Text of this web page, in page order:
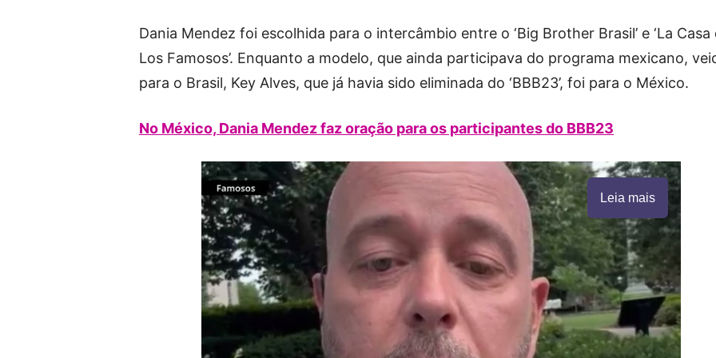
Dania Mendez foi escolhida para o intercâmbio entre o ‘Big Brother Brasil’ e ‘La Casa
Los Famosos’. Enquanto a modelo, que ainda participava do programa mexicano,
para o Brasil, Key Alves, que já havia sido eliminada do ‘BBB23’, foi para o México.
No México, Dania Mendez faz oração para os participantes do BBB23
Leia mais